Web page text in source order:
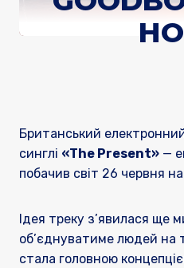
Британський
синглі «The Present» —
побачив світ 26 червня
Ідея треку з’явилася ще
об’єднуватиме людей на
стала головною